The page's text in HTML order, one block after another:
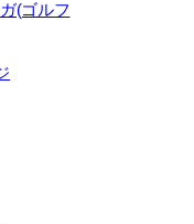
(ゴルフ